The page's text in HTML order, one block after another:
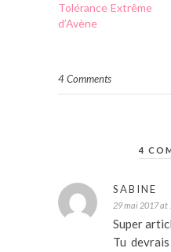
Tolérance Extrême
d’Avène
4 Comments
4
SABINE
29 mai 2017 at
Super
Tu